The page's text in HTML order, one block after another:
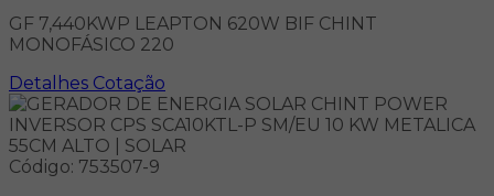
GF 7,440KWP LEAPTON 620W BIF CHINT
MONOFÁSICO 220
Detalhes Cotação
Código: 753507-9